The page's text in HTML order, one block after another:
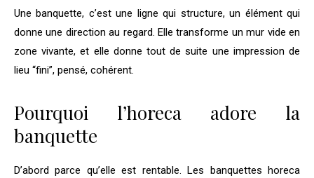
Une banquette, c’est une ligne qui structure, un élément qui
donne une direction au regard. Elle transforme un mur vide en
zone vivante, et elle donne tout de suite une impression de
lieu “fini”, pensé, cohérent.
Pourquoi l’horeca adore la
banquette
D’abord parce qu’elle est rentable. Les banquettes horeca